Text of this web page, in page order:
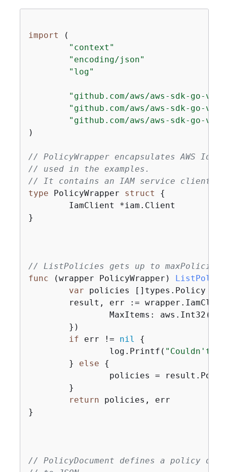
import (
"context"
"encoding/json"
"log"
"github.com/aws/aws-sdk-go-v2/
"github.com/aws/aws-sdk-go-v2/
"github.com/aws/aws-sdk-go-
)
// PolicyWrapper encapsulates AWS
// used in the examples.
// It contains an IAM service client
type PolicyWrapper struct
{
}
// ListPolicies gets up to maxPolicies
func
(wrapper PolicyWrapper)
var policies []types.Policy
result, err :=
if err != nil
{
		log.Printf(
"Couldn't
	}
else
{
return policies, err
}
// PolicyDocument defines a policy